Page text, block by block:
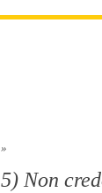
»
5) Non